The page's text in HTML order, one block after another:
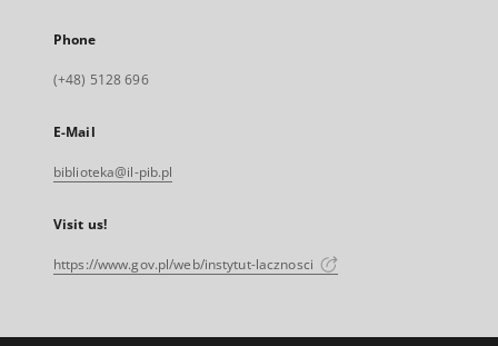
Phone
(+48) 5128 696
E-Mail
biblioteka@il-pib.pl
Visit us!
https://www.gov.pl/web/instytut-lacznosci